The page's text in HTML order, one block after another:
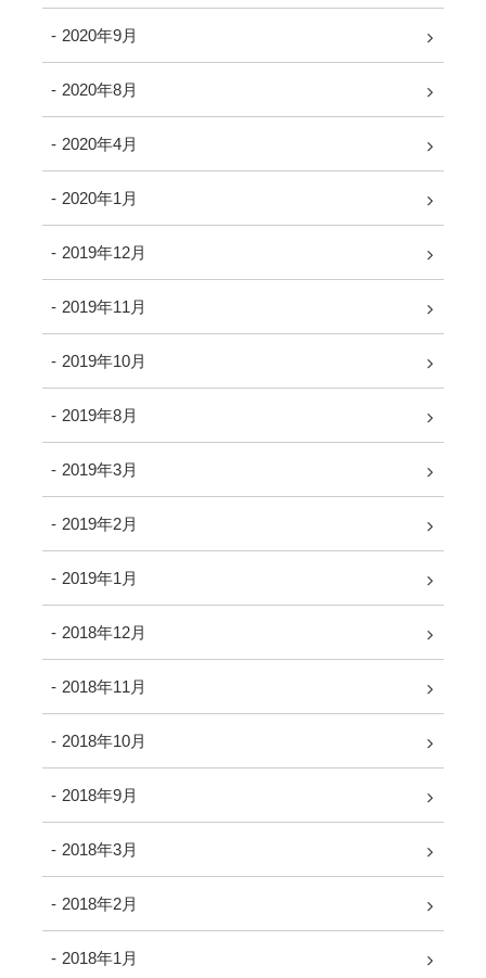
2020年9月
2020年8月
2020年4月
2020年1月
2019年12月
2019年11月
2019年10月
2019年8月
2019年3月
2019年2月
2019年1月
2018年12月
2018年11月
2018年10月
2018年9月
2018年3月
2018年2月
2018年1月